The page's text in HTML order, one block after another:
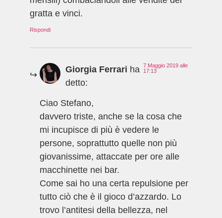
gratta e vinci.
Rispondi
Giorgia Ferrari ha
detto:
7 Maggio 2019 alle
17:13
Ciao Stefano,
davvero triste, anche se la cosa che
mi incupisce di più è vedere le
persone, soprattutto quelle non più
giovanissime, attaccate per ore alle
macchinette nei bar.
Come sai ho una certa repulsione per
tutto ciò che è il gioco d’azzardo. Lo
trovo l’antitesi della bellezza, nel